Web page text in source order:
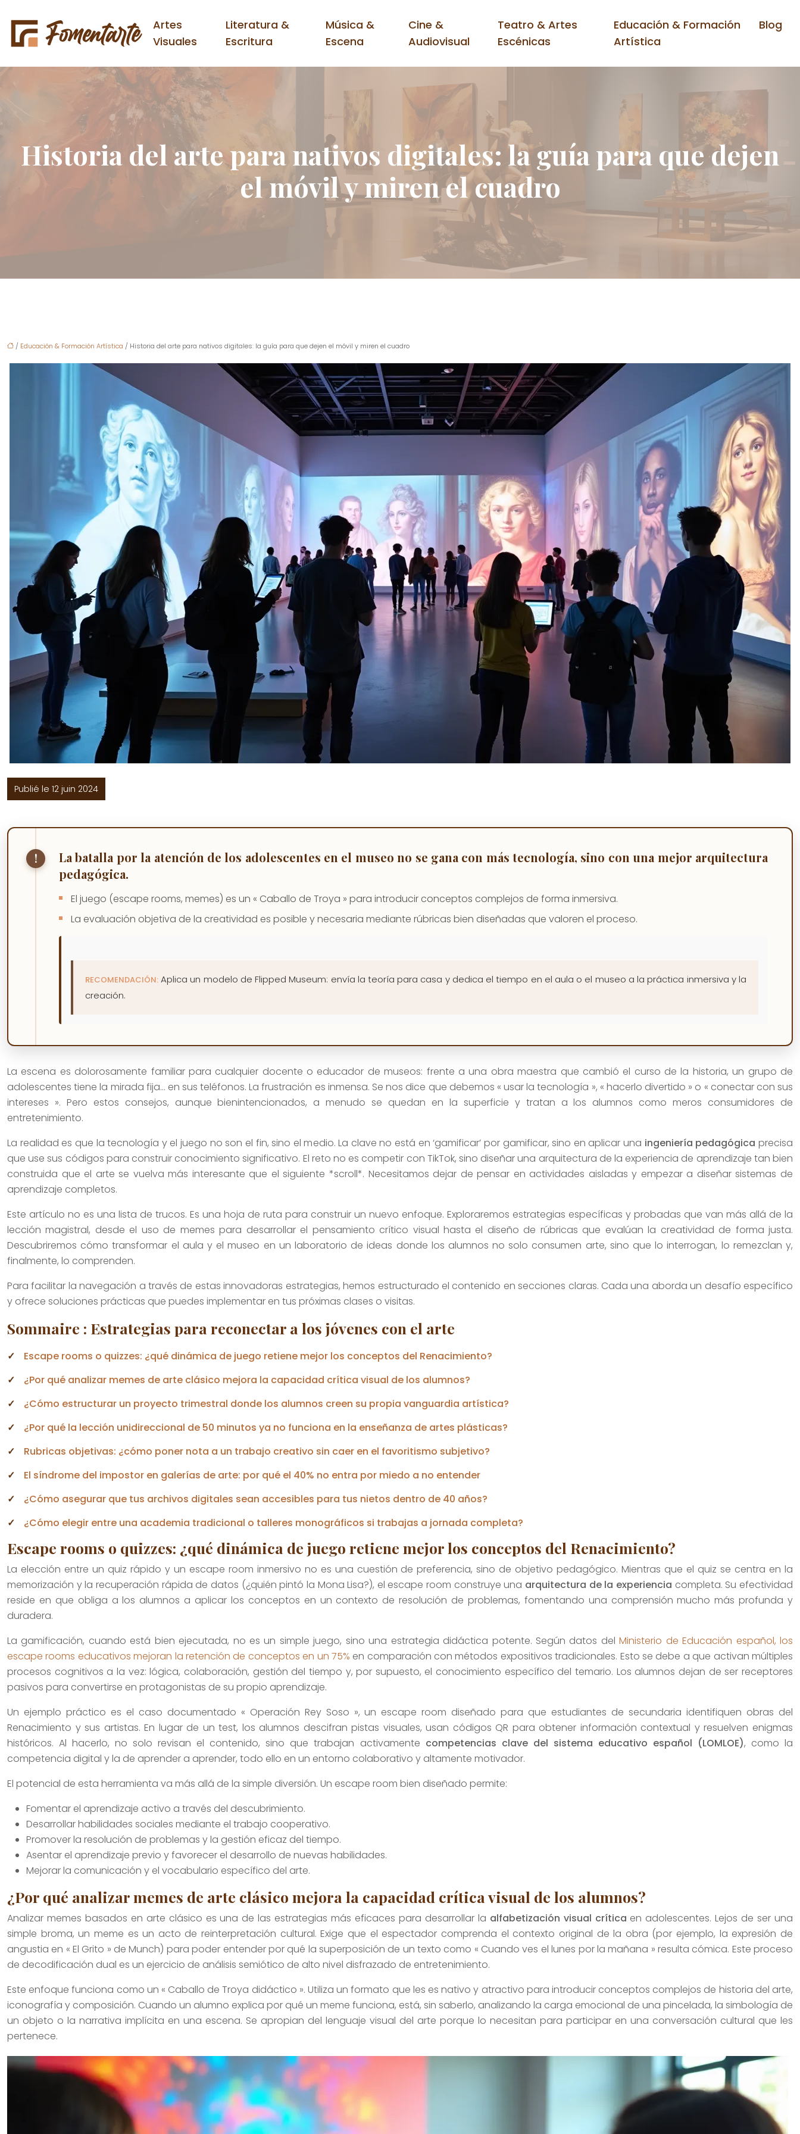
Artes
Visuales
Literatura &
Escritura
Música &
Escena
Cine &
Audiovisual
Teatro & Artes
Escénicas
Educación & Formación
Artística
Blog
Historia del arte para nativos digitales: la guía para que dejen
el móvil y miren el cuadro
/ Educación & Formación Artística / Historia del arte para nativos digitales: la guía para que dejen el móvil y miren el cuadro
Publié le 12 juin 2024
La batalla por la atención de los adolescentes en el museo no se gana con más tecnología, sino con una mejor arquitectura
pedagógica.
El juego (escape rooms, memes) es un « Caballo de Troya » para introducir conceptos complejos de forma inmersiva.
La evaluación objetiva de la creatividad es posible y necesaria mediante rúbricas bien diseñadas que valoren el proceso.
RECOMENDACIÓN: Aplica un modelo de Flipped Museum: envía la teoría para casa y dedica el tiempo en el aula o el museo a la práctica inmersiva y la
creación.
La escena es dolorosamente familiar para cualquier docente o educador de museos: frente a una obra maestra que cambió el curso de la historia, un grupo de
adolescentes tiene la mirada fija… en sus teléfonos. La frustración es inmensa. Se nos dice que debemos « usar la tecnología », « hacerlo divertido » o « conectar con sus
intereses ». Pero estos consejos, aunque bienintencionados, a menudo se quedan en la superficie y tratan a los alumnos como meros consumidores de
entretenimiento.
La realidad es que la tecnología y el juego no son el fin, sino el medio. La clave no está en ‘gamificar’ por gamificar, sino en aplicar una ingeniería pedagógica precisa
que use sus códigos para construir conocimiento significativo. El reto no es competir con TikTok, sino diseñar una arquitectura de la experiencia de aprendizaje tan bien
construida que el arte se vuelva más interesante que el siguiente *scroll*. Necesitamos dejar de pensar en actividades aisladas y empezar a diseñar sistemas de
aprendizaje completos.
Este artículo no es una lista de trucos. Es una hoja de ruta para construir un nuevo enfoque. Exploraremos estrategias específicas y probadas que van más allá de la
lección magistral, desde el uso de memes para desarrollar el pensamiento crítico visual hasta el diseño de rúbricas que evalúan la creatividad de forma justa.
Descubriremos cómo transformar el aula y el museo en un laboratorio de ideas donde los alumnos no solo consumen arte, sino que lo interrogan, lo remezclan y,
finalmente, lo comprenden.
Para facilitar la navegación a través de estas innovadoras estrategias, hemos estructurado el contenido en secciones claras. Cada una aborda un desafío específico
y ofrece soluciones prácticas que puedes implementar en tus próximas clases o visitas.
Sommaire : Estrategias para reconectar a los jóvenes con el arte
Escape rooms o quizzes: ¿qué dinámica de juego retiene mejor los conceptos del Renacimiento?
¿Por qué analizar memes de arte clásico mejora la capacidad crítica visual de los alumnos?
¿Cómo estructurar un proyecto trimestral donde los alumnos creen su propia vanguardia artística?
¿Por qué la lección unidireccional de 50 minutos ya no funciona en la enseñanza de artes plásticas?
Rubricas objetivas: ¿cómo poner nota a un trabajo creativo sin caer en el favoritismo subjetivo?
El síndrome del impostor en galerías de arte: por qué el 40% no entra por miedo a no entender
¿Cómo asegurar que tus archivos digitales sean accesibles para tus nietos dentro de 40 años?
¿Cómo elegir entre una academia tradicional o talleres monográficos si trabajas a jornada completa?
Escape rooms o quizzes: ¿qué dinámica de juego retiene mejor los conceptos del Renacimiento?
La elección entre un quiz rápido y un escape room inmersivo no es una cuestión de preferencia, sino de objetivo pedagógico. Mientras que el quiz se centra en la
memorización y la recuperación rápida de datos (¿quién pintó la Mona Lisa?), el escape room construye una arquitectura de la experiencia completa. Su efectividad
reside en que obliga a los alumnos a aplicar los conceptos en un contexto de resolución de problemas, fomentando una comprensión mucho más profunda y
duradera.
La gamificación, cuando está bien ejecutada, no es un simple juego, sino una estrategia didáctica potente. Según datos delMinisterio de Educación español, los
escape rooms educativos mejoran la retención de conceptos en un 75% en comparación con métodos expositivos tradicionales. Esto se debe a que activan múltiples
procesos cognitivos a la vez: lógica, colaboración, gestión del tiempo y, por supuesto, el conocimiento específico del temario. Los alumnos dejan de ser receptores
pasivos para convertirse en protagonistas de su propio aprendizaje.
Un ejemplo práctico es el caso documentado « Operación Rey Soso », un escape room diseñado para que estudiantes de secundaria identifiquen obras del
Renacimiento y sus artistas. En lugar de un test, los alumnos descifran pistas visuales, usan códigos QR para obtener información contextual y resuelven enigmas
históricos. Al hacerlo, no solo revisan el contenido, sino que trabajan activamente competencias clave del sistema educativo español (LOMLOE), como la
competencia digital y la de aprender a aprender, todo ello en un entorno colaborativo y altamente motivador.
El potencial de esta herramienta va más allá de la simple diversión. Un escape room bien diseñado permite:
Fomentar el aprendizaje activo a través del descubrimiento.
Desarrollar habilidades sociales mediante el trabajo cooperativo.
Promover la resolución de problemas y la gestión eficaz del tiempo.
Asentar el aprendizaje previo y favorecer el desarrollo de nuevas habilidades.
Mejorar la comunicación y el vocabulario específico del arte.
¿Por qué analizar memes de arte clásico mejora la capacidad crítica visual de los alumnos?
Analizar memes basados en arte clásico es una de las estrategias más eficaces para desarrollar la alfabetización visual crítica en adolescentes. Lejos de ser una
simple broma, un meme es un acto de reinterpretación cultural. Exige que el espectador comprenda el contexto original de la obra (por ejemplo, la expresión de
angustia en « El Grito » de Munch) para poder entender por qué la superposición de un texto como « Cuando ves el lunes por la mañana » resulta cómica. Este proceso
de decodificación dual es un ejercicio de análisis semiótico de alto nivel disfrazado de entretenimiento.
Este enfoque funciona como un « Caballo de Troya didáctico ». Utiliza un formato que les es nativo y atractivo para introducir conceptos complejos de historia del arte,
iconografía y composición. Cuando un alumno explica por qué un meme funciona, está, sin saberlo, analizando la carga emocional de una pincelada, la simbología de
un objeto o la narrativa implícita en una escena. Se apropian del lenguaje visual del arte porque lo necesitan para participar en una conversación cultural que les
pertenece.